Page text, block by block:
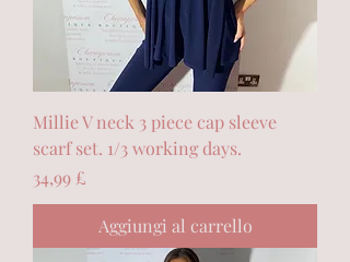
Millie V neck 3 piece cap sleeve
scarf set. 1/3 working days.
Prezzo
34,99 £
Aggiungi al carrello